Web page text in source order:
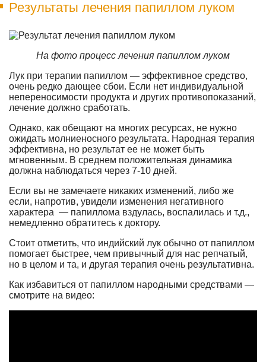
Результаты лечения папиллом луком
На фото процесс лечения папиллом луком
Лук при терапии папиллом — эффективное средство,
очень редко дающее сбои. Если нет индивидуальной
непереносимости продукта и других противопоказаний,
лечение должно сработать.
Однако, как обещают на многих ресурсах, не нужно
ожидать молниеносного результата. Народная терапия
эффективна, но результат ее не может быть
мгновенным. В среднем положительная динамика
должна наблюдаться через 7-10 дней.
Если вы не замечаете никаких изменений, либо же
если, напротив, увидели изменения негативного
характера — папиллома вздулась, воспалилась и т.д.,
немедленно обратитесь к доктору.
Стоит отметить, что индийский лук обычно от папиллом
помогает быстрее, чем привычный для нас репчатый,
но в целом и та, и другая терапия очень результативна.
Как избавиться от папиллом народными средствами —
смотрите на видео: